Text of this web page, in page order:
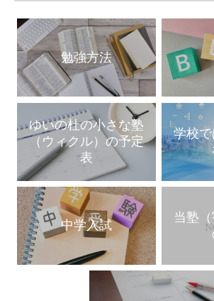
勉強方法
ゆいの杜の小さな塾
（ウィクル）の予定
表
学校
中学入試
当塾